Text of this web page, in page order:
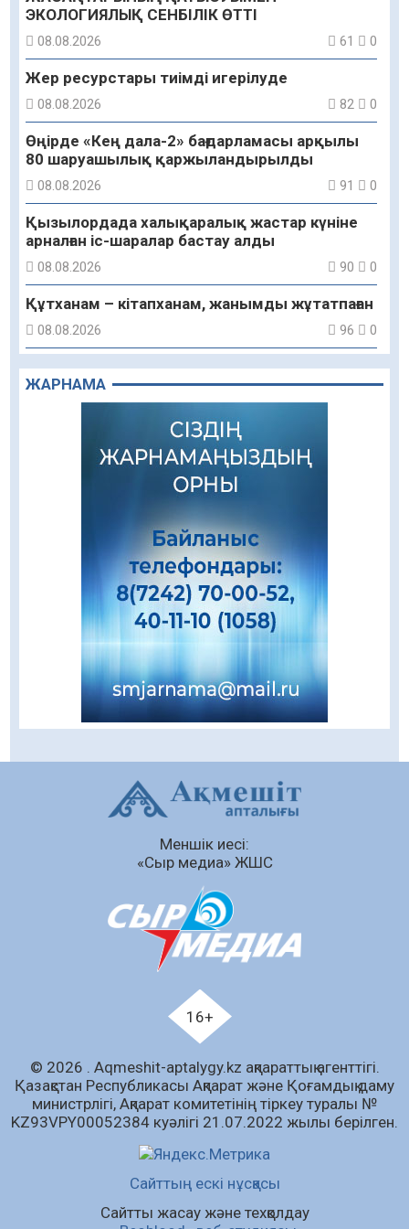
ЭКОЛОГИЯЛЫҚ СЕНБІЛІК ӨТТІ
08.08.2026 61 0
Жер ресурстары тиімді игерілуде
08.08.2026 82 0
Өңірде «Кең дала-2» бағдарламасы арқылы
80 шаруашылық қаржыландырылды
08.08.2026 91 0
Қызылордада халықаралық жастар күніне
арналған іс-шаралар бастау алды
08.08.2026 90 0
Құтханам – кітапханам, жанымды жұтатпаған
08.08.2026 96 0
Құрылыс қарқыны – қала дамуының айғағы
08.08.2026
Зәулім ғимараттарда туған жерді түлеткен
азаматтардың қолтаңбасы бар
Еңбегі ерлікпен тең мамандық
Даналықтың шырағданы, ой-сананың
шамшырағы
08.08.2026
Кенеге қарсы залалсыздандыру жұмыстары
жүргізілуде
07.08.2026
Сыбайлас жемқорлық
Аумақтан тыс соттылық – сот төрелігінің
ашықтығы мен қолжетімділігін арттыру
«Дауыс беру учаскесін қалай табуға болады?»￼
07.08.2026 76 0
Барлық жаңалық
ЖАРНАМА
Меншік иесі:
«Сыр медиа» ЖШС
16+
© 2026 . Аqmeshit-aptalygy.kz ақпараттық агенттігі.
Қазақстан Республикасы Ақпарат және Қоғамдық даму
министрлігі, Ақпарат комитетінің тіркеу туралы №
KZ93VPY00052384 куәлігі 21.07.2022 жылы берілген.
Сайттың ескі нұсқасы
Сайтты жасау және техқолдау